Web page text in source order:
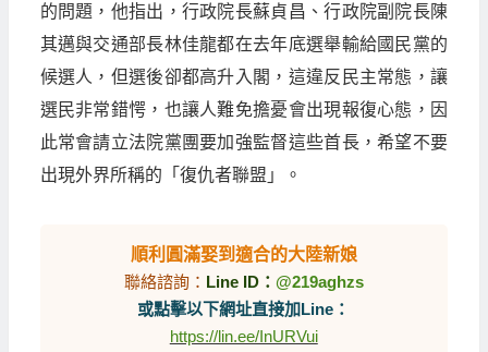
的問題，他指出，行政院長蘇貞昌、行政院副院長陳
其邁與交通部長林佳龍都在去年底選舉輸給國民黨的
候選人，但選後卻都高升入閣，這違反民主常態，讓
選民非常錯愕，也讓人難免擔憂會出現報復心態，因
此常會請立法院黨團要加強監督這些首長，希望不要
出現外界所稱的「復仇者聯盟」。
順利圓滿娶到適合的大陸新娘
聯絡諮詢： Line ID： @219aghzs
或點擊以下網址直接加Line：
https://lin.ee/InURVui